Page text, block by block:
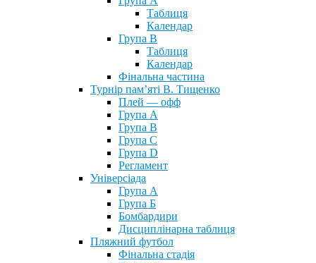
Таблиця
Календар
Група В
Таблиця
Календар
Фінальна частина
Турнір пам’яті В. Тищенко
Плей — офф
Група А
Група B
Група С
Група D
Регламент
Універсіада
Група А
Група Б
Бомбардири
Дисциплінарна таблиця
Пляжний футбол
Фінальна стадія